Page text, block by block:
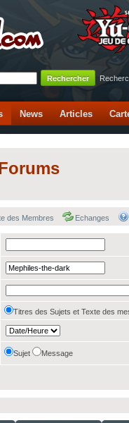
News Articles
des Membres Echanges
Titres des Sujets et Texte des
Sujet Message